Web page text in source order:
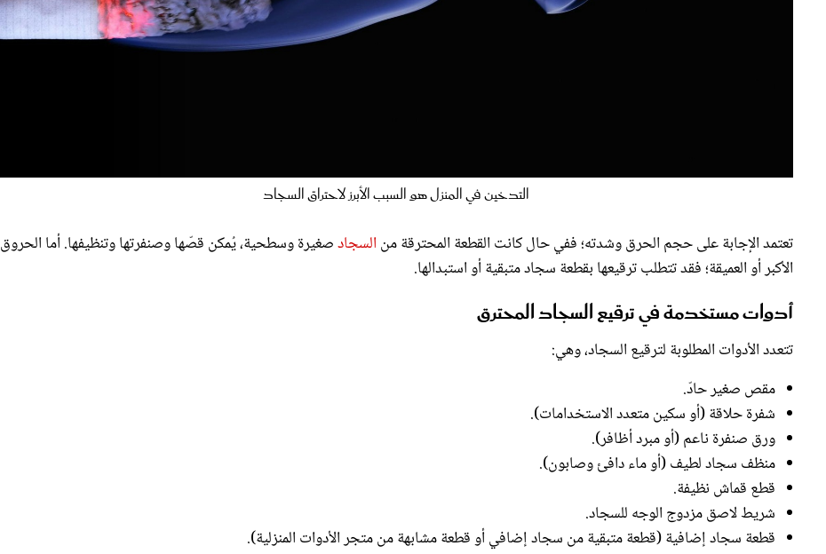
التدخين في المنزل هو السبب الأبرز لاحتراق السجاد
تعتمد الإجابة على حجم الحرق وشدته؛ ففي حال كانت القطعة المحترقة من السجادصغيرة وسطحية، يُمكن قصّها وصنفرتها وتنظيفها. أما الحروق
الأكبر أو العميقة؛ فقد تتطلب ترقيعها بقطعة سجاد متبقية أو استبدالها.
أدوات مستخدمة في ترقيع السجاد المحترق
تتعدد الأدوات المطلوبة لترقيع السجاد، وهي:
مقص صغير حادّ.
شفرة حلاقة (أو سكين متعدد الاستخدامات).
ورق صنفرة ناعم (أو مبرد أظافر).
منظف سجاد لطيف (أو ماء دافئ وصابون).
قطع قماش نظيفة.
شريط لاصق مزدوج الوجه للسجاد.
قطعة سجاد إضافية (قطعة متبقية من سجاد إضافي أو قطعة مشابهة من متجر الأدوات المنزلية).